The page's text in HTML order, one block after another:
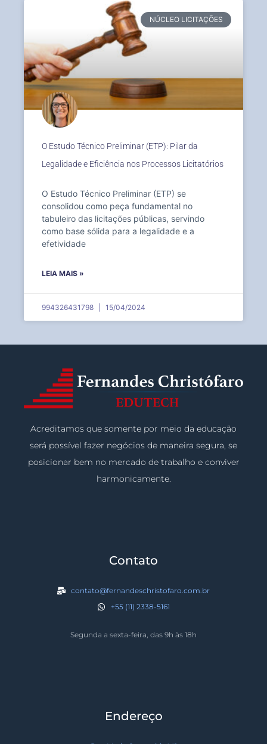
NÚCLEO LICITAÇÕES
O Estudo Técnico Preliminar (ETP): Pilar da
Legalidade e Eficiência nos Processos Licitatórios
O Estudo Técnico Preliminar (ETP) se
consolidou como peça fundamental no
tabuleiro das licitações públicas, servindo
como base sólida para a legalidade e a
efetividade
LEIA MAIS »
994326431798 15/04/2024
Acreditamos que somente por meio da educação
será possível fazer negócios de maneira segura, se
posicionar bem no mercado de trabalho e conviver
harmonicamente.
Contato
contato@fernandeschristofaro.com.br
+55 (11) 2338-5161
Segunda a sexta-feira, das 9h às 18h
Endereço